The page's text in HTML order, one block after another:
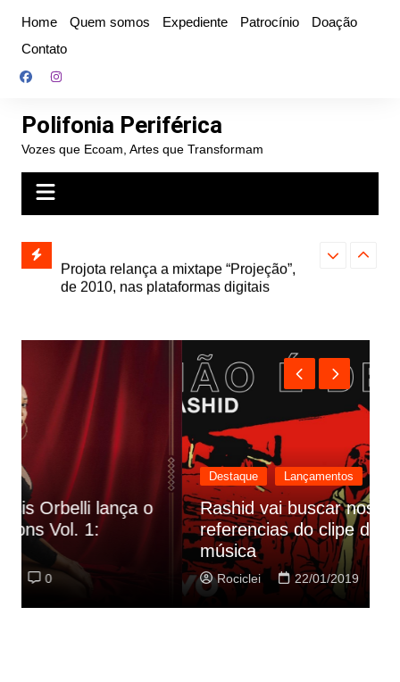
conteúdo
Home Quem somos Expediente Patrocínio
Doação
Contato
Polifonia Periférica
Vozes que Ecoam, Artes que Transformam
e abre
autoral,
de 2010, nas plataformas digitais
Farofa
Destaque Lançamentos
Rashid vai buscar nos HQs as
referencias do clipe de sua nova
música
Rociclei 22/01/2019 0